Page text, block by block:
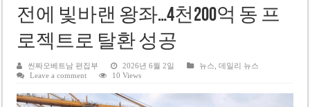
글로벌 정유시설 차질 속 K-정유, 에너지 안보 핵심 자산으로 재부상
美 법원, 리플렉팅 풀 훼손 용의자 공소기각…트럼프 ‘재고’ 촉구
태국 명문학교 총기난사…중학생, 교직원 등 최소 7명 살해
전에 빛바랜 왕좌…4천200억 동 프
로젝트로 탈환 성공
씬짜오베트남 편집부 2026년 6월 2일 뉴스 ,데일리 뉴스
Leave a comment
10 Views